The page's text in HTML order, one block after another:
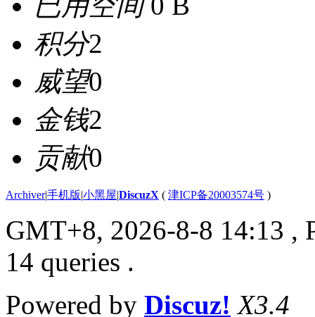
积分2
威望0
金钱2
贡献0
Archiver|手机版|小黑屋|DiscuzX ( 津ICP备20003574号 )
GMT+8, 2026-8-8 14:13 ,
14 queries .
Powered by Discuz! X3.4